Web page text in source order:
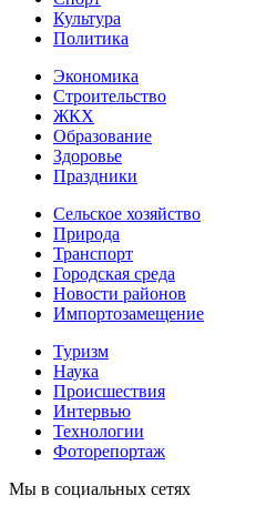
Культура
Политика
Экономика
Строительство
ЖКХ
Образование
Здоровье
Праздники
Сельское хозяйство
Природа
Транспорт
Городская среда
Новости районов
Импортозамещение
Туризм
Наука
Происшествия
Интервью
Технологии
Фоторепортаж
Мы в социальных сетях